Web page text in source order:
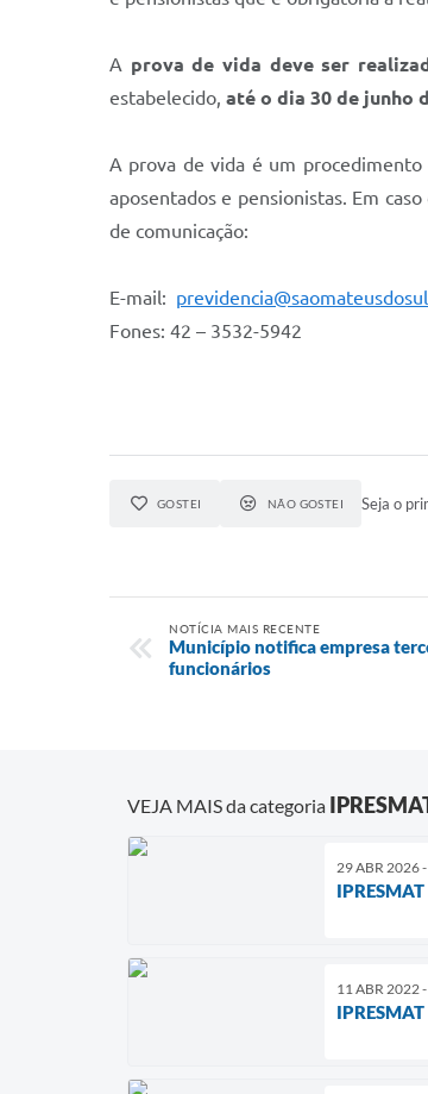
A prova de vida deve ser
estabelecido, até o dia 30 de junho
A prova de vida é um procedimento
aposentados e pensionistas. Em
de comunicação:
E-mail:
Fones: 42 – 3532-5942
GOSTEI NÃO GOSTEI Seja o
NOTÍCIA MAIS RECENTE
Município notifica empresa
funcionários
VEJA MAIS da categoria
29 ABR 2026
11 ABR 2022